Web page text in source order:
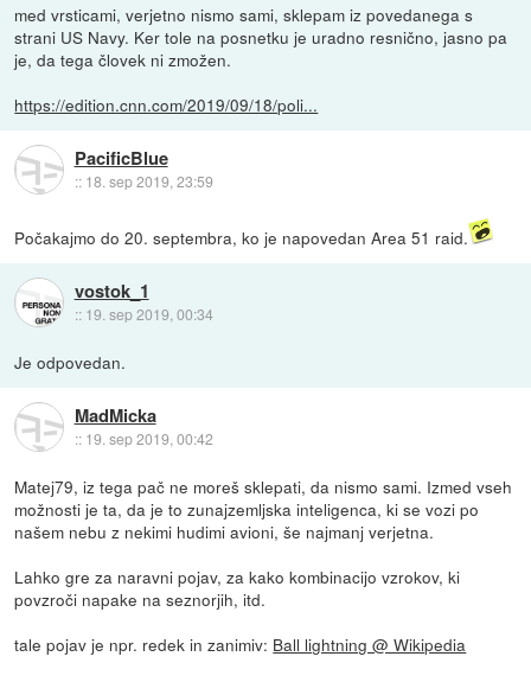
med vrsticami, verjetno nismo sami, sklepam iz povedanega s
strani US Navy. Ker tole na posnetku je uradno resnično, jasno pa
je, da tega človek ni zmožen.
https://edition.cnn.com/2019/09/18/poli...
PacificBlue
:: 18. sep 2019, 23:59
Počakajmo do 20. septembra, ko je napovedan Area 51 raid.
vostok_1
:: 19. sep 2019, 00:34
Je odpovedan.
MadMicka
:: 19. sep 2019, 00:42
Matej79, iz tega pač ne moreš sklepati, da nismo sami. Izmed vseh
možnosti je ta, da je to zunajzemljska inteligenca, ki se vozi po
našem nebu z nekimi hudimi avioni, še najmanj verjetna.
Lahko gre za naravni pojav, za kako kombinacijo vzrokov, ki
povzroči napake na seznorjih, itd.
tale pojav je npr. redek in zanimiv: Ball lightning @ Wikipedia